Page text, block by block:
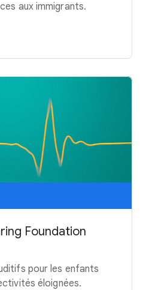
aux immigrants.
Foundation
pour les enfants
éloignées.